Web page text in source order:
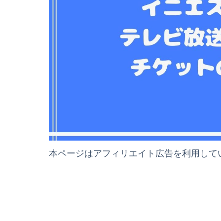
本ページはアフィリエイト広告を利用して